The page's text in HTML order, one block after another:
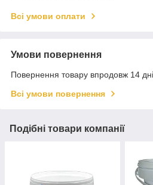
Всі умови оплати
Умови повернення
Повернення товару впродовж 14
Всі умови повернення
Подібні товари компанії